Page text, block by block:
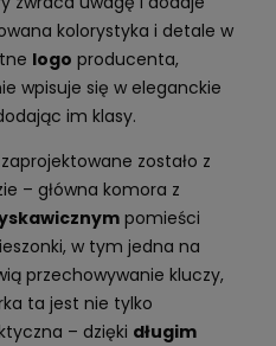
kolorystyka i detale w
logo producenta,
wpisuje się w eleganckie
im klasy.
zaprojektowane zostało z
– główna komora z
pomieści
w tym jedna na
przechowywanie kluczy,
ta jest nie tylko
– dzięki długim